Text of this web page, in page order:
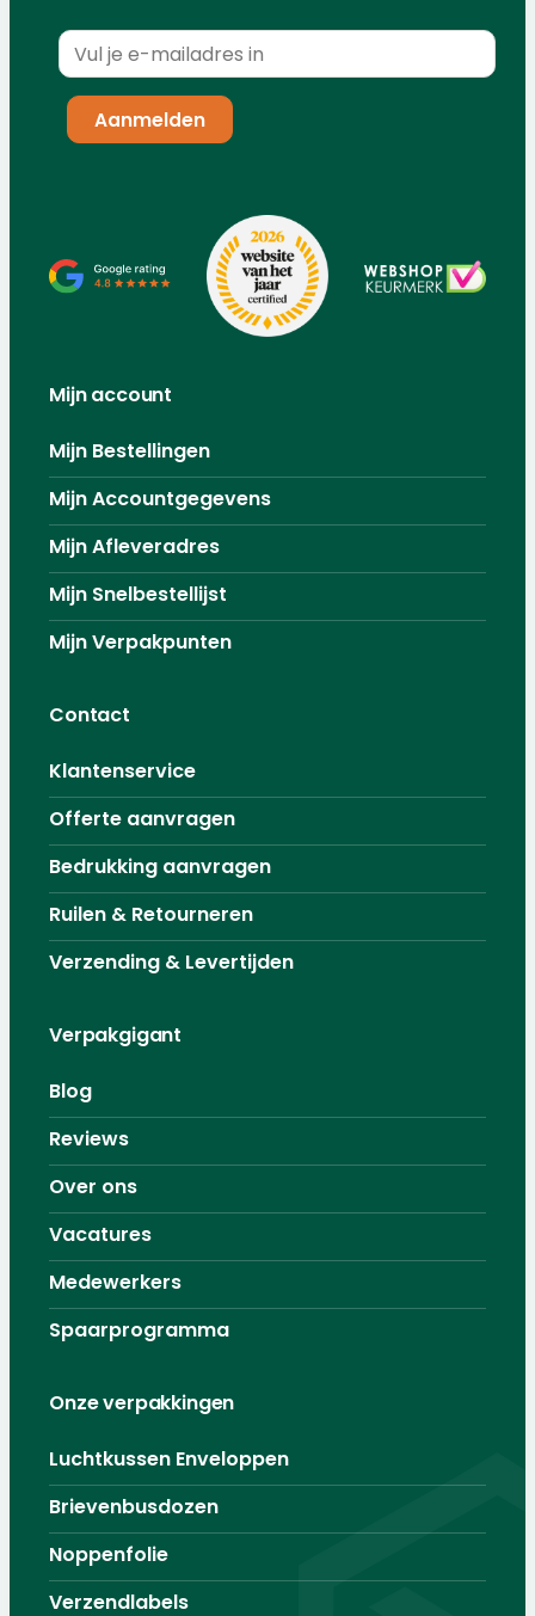
Mijn account
Mijn Bestellingen
Mijn Accountgegevens
Mijn Afleveradres
Mijn Snelbestellijst
Mijn Verpakpunten
Contact
Klantenservice
Offerte aanvragen
Bedrukking aanvragen
Ruilen & Retourneren
Verzending & Levertijden
Verpakgigant
Blog
Reviews
Over ons
Vacatures
Medewerkers
Spaarprogramma
Onze verpakkingen
Luchtkussen Enveloppen
Brievenbusdozen
Noppenfolie
Verzendlabels